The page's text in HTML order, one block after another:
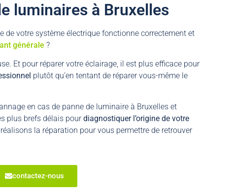
luminaires à Bruxelles
de votre système électrique fonctionne correctement et
générale ?
Et pour réparer votre éclairage, il est plus efficace pour
plutôt qu’en tentant de réparer vous-même le
en cas de panne de luminaire à Bruxelles et
plus brefs délais pourdiagnostiquer l’origine de votre
la réparation pour vous permettre de retrouver
contactez-nous